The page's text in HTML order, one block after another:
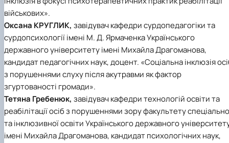
військових».
Оксана КРУГЛИК, завідувач кафедри сурдопедагогіки та
сурдопсихології імені М. Д. Ярмаченка Українського
державного університету імені Михайла Драгоманова,
кандидат педагогічних наук, доцент. «Соціальна інклюзія
з порушеннями слуху після акутравми як фактор
згуртованості громади».
Тетяна Гребенюк, завідувач кафедри технологій освіти та
реабілітації осіб з порушеннями зору факультету
та інклюзивної освіти Українського державного
імені Михайла Драгоманова, кандидат психологічних наук,